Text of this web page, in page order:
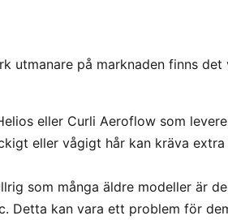
utmanare på marknaden finns det
eller Curli Aeroflow som
eller vågigt hår kan kräva
som många äldre modeller är
Detta kan vara ett problem för